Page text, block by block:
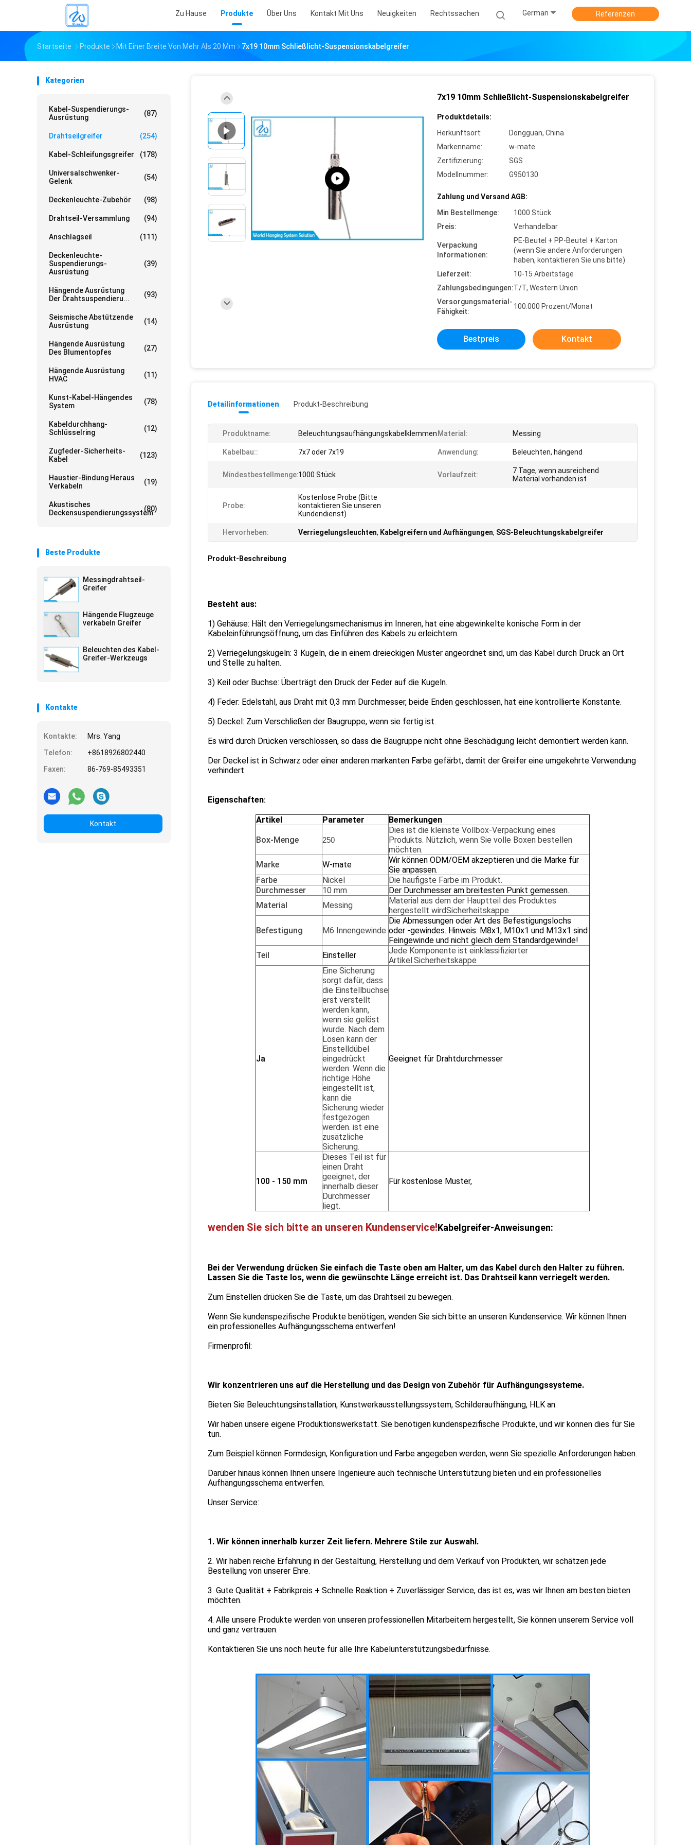
Zu Hause Produkte Über Uns Kontakt Mit Uns Neuigkeiten Rechtssachen German Referenzen
Startseite Produkte Mit Einer Breite Von Mehr Als 20 Mm 7x19 10mm Schließlicht-Suspensionskabelgreifer
Kategorien
Kabel-Suspendierungs-
Ausrüstung
(87)
Drahtseilgreifer (254)
Kabel-Schleifungsgreifer (178)
Universalschwenker-
Gelenk
(54)
Deckenleuchte-Zubehör (98)
Drahtseil-Versammlung (94)
Anschlagseil (111)
Deckenleuchte-
Suspendierungs-
Ausrüstung
(39)
Hängende Ausrüstung
Der Drahtsuspendieru...
(93)
Seismische Abstützende
Ausrüstung
(14)
Hängende Ausrüstung
Des Blumentopfes
(27)
Hängende Ausrüstung
HVAC
(11)
Kunst-Kabel-Hängendes
System
(78)
Kabeldurchhang-
Schlüsselring
(12)
Zugfeder-Sicherheits-
Kabel
(123)
Haustier-Bindung Heraus
Verkabeln
(19)
Akustisches
Deckensuspendierungssystem
(80)
Beste Produkte
Messingdrahtseil-
Greifer
Hängende Flugzeuge
verkabeln Greifer
Beleuchten des Kabel-
Greifer-Werkzeugs
Kontakte
Kontakte:
Mrs. Yang
Telefon:
+8618926802440
Faxen:
86-769-85493351
Kontakt
7x19 10mm Schließlicht-Suspensionskabelgreifer
Produktdetails:
Herkunftsort:
Dongguan, China
Markenname:
w-mate
Zertifizierung:
SGS
Modellnummer:
G950130
Zahlung und Versand AGB:
Min Bestellmenge:
1000 Stück
Preis:
Verhandelbar
Verpackung
Informationen:
PE-Beutel + PP-Beutel + Karton
(wenn Sie andere Anforderungen
haben, kontaktieren Sie uns bitte)
Lieferzeit:
10-15 Arbeitstage
Zahlungsbedingungen:T/T, Western Union
Versorgungsmaterial-
Fähigkeit:
100.000 Prozent/Monat
Bestpreis Kontakt
Detailinformationen Produkt-Beschreibung
Produktname: Beleuchtungsaufhängungskabelklemmen Material: Messing
Kabelbau:: 7x7 oder 7x19 Anwendung: Beleuchten, hängend
Mindestbestellmenge:1000 Stück Vorlaufzeit:
7 Tage, wenn ausreichend
Material vorhanden ist
Probe:
Kostenlose Probe (Bitte
kontaktieren Sie unseren
Kundendienst)
Hervorheben: Verriegelungsleuchten, Kabelgreifern und Aufhängungen, SGS-Beleuchtungskabelgreifer
Produkt-Beschreibung
Besteht aus:
1) Gehäuse: Hält den Verriegelungsmechanismus im Inneren, hat eine abgewinkelte konische Form in der
Kabeleinführungsöffnung, um das Einführen des Kabels zu erleichtern.
2) Verriegelungskugeln: 3 Kugeln, die in einem dreieckigen Muster angeordnet sind, um das Kabel durch Druck an Ort
und Stelle zu halten.
3) Keil oder Buchse: Überträgt den Druck der Feder auf die Kugeln.
4) Feder: Edelstahl, aus Draht mit 0,3 mm Durchmesser, beide Enden geschlossen, hat eine kontrollierte Konstante.
5) Deckel: Zum Verschließen der Baugruppe, wenn sie fertig ist.
Es wird durch Drücken verschlossen, so dass die Baugruppe nicht ohne Beschädigung leicht demontiert werden kann.
Der Deckel ist in Schwarz oder einer anderen markanten Farbe gefärbt, damit der Greifer eine umgekehrte Verwendung
verhindert.
Eigenschaften:
Artikel Parameter Bemerkungen
Box-Menge 250
Dies ist die kleinste Vollbox-Verpackung eines
Produkts. Nützlich, wenn Sie volle Boxen bestellen
möchten.
Marke
W-mate
Wir können ODM/OEM akzeptieren und die Marke für
Sie anpassen.
Farbe
Nickel Die häufigste Farbe im Produkt.
Durchmesser
10 mm
Der Durchmesser am breitesten Punkt gemessen.
Material
Messing Material aus dem der Hauptteil des Produktes
hergestellt wirdSicherheitskappe
Befestigung M6 Innengewinde
Die Abmessungen oder Art des Befestigungslochs
oder -gewindes. Hinweis: M8x1, M10x1 und M13x1 sind
Feingewinde und nicht gleich dem Standardgewinde!
Teil
Einsteller Jede Komponente ist einklassifizierter
Artikel.Sicherheitskappe
Ja
Eine Sicherung
sorgt dafür, dass
die Einstellbuchse
erst verstellt
werden kann,
wenn sie gelöst
wurde. Nach dem
Lösen kann der
Einstelldübel
eingedrückt
werden. Wenn die
richtige Höhe
eingestellt ist,
kann die
Sicherung wieder
festgezogen
werden. ist eine
zusätzliche
Sicherung.
Geeignet für Drahtdurchmesser
100 - 150 mm
Dieses Teil ist für
einen Draht
geeignet, der
innerhalb dieser
Durchmesser
liegt.
Für kostenlose Muster,
wenden Sie sich bitte an unseren Kundenservice!Kabelgreifer-Anweisungen:
Bei der Verwendung drücken Sie einfach die Taste oben am Halter, um das Kabel durch den Halter zu führen.
Lassen Sie die Taste los, wenn die gewünschte Länge erreicht ist. Das Drahtseil kann verriegelt werden.
Zum Einstellen drücken Sie die Taste, um das Drahtseil zu bewegen.
Wenn Sie kundenspezifische Produkte benötigen, wenden Sie sich bitte an unseren Kundenservice. Wir können Ihnen
ein professionelles Aufhängungsschema entwerfen!
Firmenprofil:
Wir konzentrieren uns auf die Herstellung und das Design von Zubehör für Aufhängungssysteme.
Bieten Sie Beleuchtungsinstallation, Kunstwerkausstellungssystem, Schilderaufhängung, HLK an.
Wir haben unsere eigene Produktionswerkstatt. Sie benötigen kundenspezifische Produkte, und wir können dies für Sie
tun.
Zum Beispiel können Formdesign, Konfiguration und Farbe angegeben werden, wenn Sie spezielle Anforderungen haben.
Darüber hinaus können Ihnen unsere Ingenieure auch technische Unterstützung bieten und ein professionelles
Aufhängungsschema entwerfen.
Unser Service:
1. Wir können innerhalb kurzer Zeit liefern. Mehrere Stile zur Auswahl.
2. Wir haben reiche Erfahrung in der Gestaltung, Herstellung und dem Verkauf von Produkten, wir schätzen jede
Bestellung von unserer Ehre.
3. Gute Qualität + Fabrikpreis + Schnelle Reaktion + Zuverlässiger Service, das ist es, was wir Ihnen am besten bieten
möchten.
4. Alle unsere Produkte werden von unseren professionellen Mitarbeitern hergestellt, Sie können unserem Service voll
und ganz vertrauen.
Kontaktieren Sie uns noch heute für alle Ihre Kabelunterstützungsbedürfnisse.